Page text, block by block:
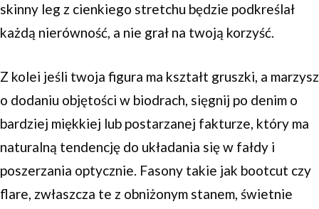
skinny leg z cienkiego stretchu będzie podkreślał
każdą nierówność, a nie grał na twoją korzyść.
Z kolei jeśli twoja figura ma kształt gruszki, a marzysz
o dodaniu objętości w biodrach, sięgnij po denim o
bardziej miękkiej lub postarzanej fakturze, który ma
naturalną tendencję do układania się w fałdy i
poszerzania optycznie. Fasony takie jak bootcut czy
flare, zwłaszcza te z obniżonym stanem, świetnie